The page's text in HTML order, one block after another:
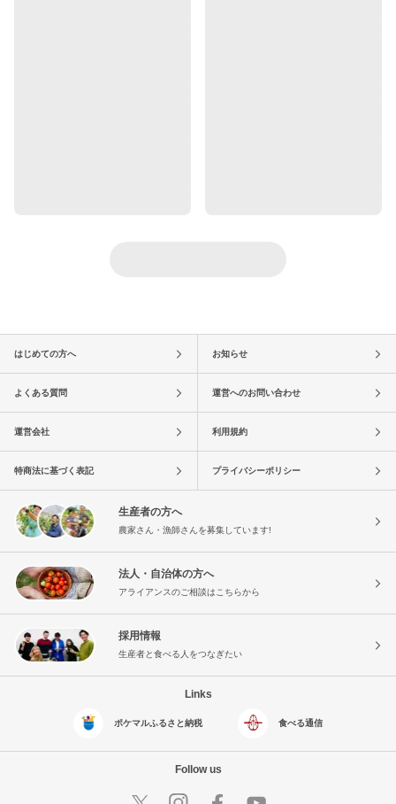
はじめての方へ お知らせ
よくある質問 運営へのお問い合わせ
運営会社 利用規約
特商法に基づく表記 プライバシーポリシー
生産者の方へ
農家さん・漁師さんを募集しています!
法人・自治体の方へ
アライアンスのご相談はこちらから
採用情報
生産者と食べる人をつなぎたい
Links
ポケマルふるさと納税 食べる通信
Follow us